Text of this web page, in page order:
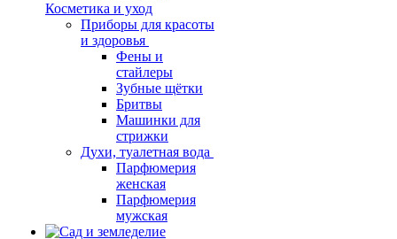
Косметика и уход
Приборы для красоты
и здоровья
Фены и
стайлеры
Зубные щётки
Бритвы
Машинки для
стрижки
Духи, туалетная вода
Парфюмерия
женская
Парфюмерия
мужская